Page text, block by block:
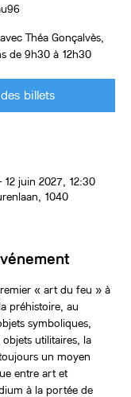
Théa Gonçalvès,
de 9h30 à 12h30
billets
juin 2027, 12:30
1040
« art du feu » à
préhistoire, au
symboliques,
utilitaires, la
un moyen
entre art et
à la portée de